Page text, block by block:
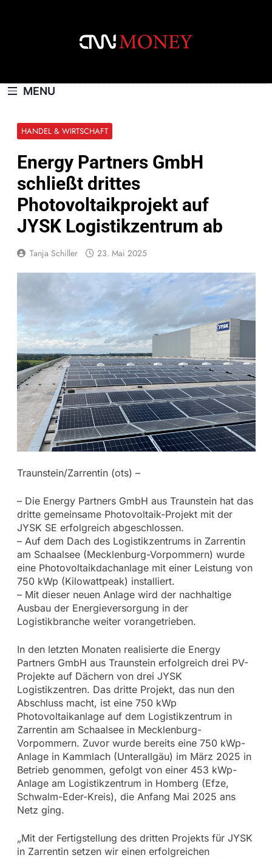
MENU
HANDEL & WIRTSCHAFT
Energy Partners GmbH
schließt drittes
Photovoltaikprojekt auf
JYSK Logistikzentrum ab
Tanja Schiller 23. Mai 2025
Traunstein/Zarrentin (ots) –
– Die Energy Partners GmbH aus Traunstein hat das
dritte gemeinsame Photovoltaik-Projekt mit der
JYSK SE erfolgreich abgeschlossen.
– Auf dem Dach des Logistikzentrums in Zarrentin
am Schaalsee (Mecklenburg-Vorpommern) wurde
eine Photovoltaikdachanlage mit einer Leistung von
750 kWp (Kilowattpeak) installiert.
– Mit dieser neuen Anlage wird der nachhaltige
Ausbau der Energieversorgung in der
Logistikbranche weiter vorangetrieben.
In den letzten Monaten realisierte die Energy
Partners GmbH aus Traunstein erfolgreich drei PV-
Projekte auf Dächern von drei JYSK
Logistikzentren. Das dritte Projekt, das nun den
Abschluss macht, ist eine 750 kWp
Photovoltaikanlage auf dem Logistikzentrum in
Zarrentin am Schaalsee in Mecklenburg-
Vorpommern. Zuvor wurde bereits eine 750 kWp-
Anlage in Kammlach (Unterallgäu) im März 2025 in
Betrieb genommen, gefolgt von einer 453 kWp-
Anlage am Logistikzentrum in Homberg (Efze,
Schwalm-Eder-Kreis), die Anfang Mai 2025 ans
Netz ging.
„Mit der Fertigstellung des dritten Projekts für JYSK
in Zarrentin setzen wir einen erfolgreichen